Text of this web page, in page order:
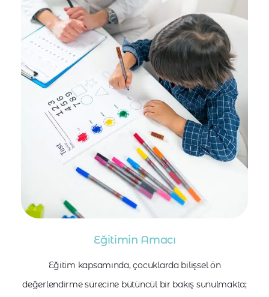
Eğitimin Amacı
Eğitim kapsamında, çocuklarda bilişsel ön
değerlendirme sürecine bütüncül bir bakış sunulmakta;